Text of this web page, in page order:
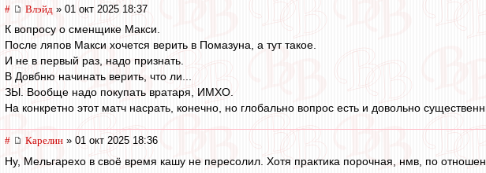
# Влэйд » 01 окт 2025 18:37
К вопросу о сменщике Макси.
После ляпов Макси хочется верить в Помазуна, а тут такое.
И не в первый раз, надо признать.
В Довбню начинать верить, что ли...
ЗЫ. Вообще надо покупать вратаря, ИМХО.
На конкретно этот матч насрать, конечно, но глобально вопрос есть и довольно
# Карелин » 01 окт 2025 18:36
Ну, Мельгарехо в своё время кашу не пересолил. Хотя практика порочная, нмв, по